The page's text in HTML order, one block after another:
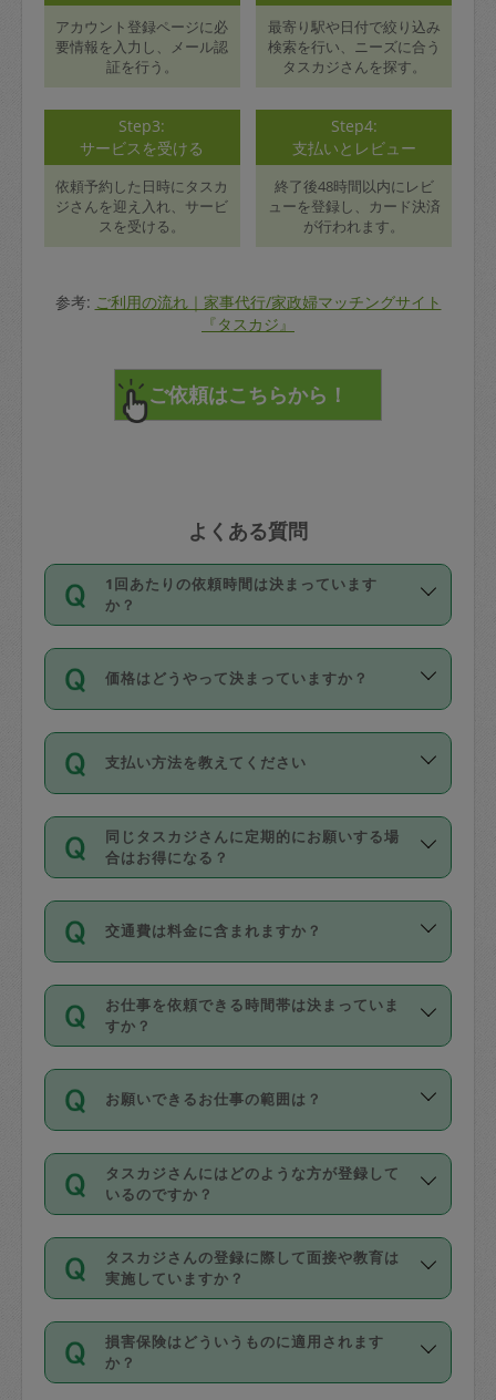
アカウント登録ページに必
要情報を入力し、メール認
証を行う。
最寄り駅や日付で絞り込み
検索を行い、ニーズに合う
タスカジさんを探す。
Step3:
サービスを受ける
依頼予約した日時にタスカ
ジさんを迎え入れ、サービ
スを受ける。
Step4:
支払いとレビュー
終了後48時間以内にレビ
ューを登録し、カード決済
が行われます。
参考: ご利用の流れ｜家事代行/家政婦マッチングサイト
『タスカジ』
よくある質問
1回あたりの依頼時間は決まっています
か？
依頼1回につき3時間固定です。3時間を
超えて依頼したい場合は、延長機能をご
利用ください。機能をご利用いただくに
の上事前申請することが必要です。な
お、3時間を下回っても、値引き等はござ
いません。
価格はどうやって決まっていますか？
11種類の価格帯の中からタスカジさん自
身が価格を選んで設定しています。
タスカジさんの価格設定には最初は制限
があり、レビュー件数、レビューの平均
値、などで除々に設定可能な最高額が上
がっていく仕組みになっています。
支払い方法を教えてください
お支払方法はクレジットカード（Visa／
Master／JCB／AMERICAN EXPRESS／
Diners Club）のみとなります。
を行う際にご入力ください。プロフィー
ル登録時にはご入力いただかなくても大
丈夫です。
デビットカード・プリペイドカード（Vプ
リカ、au WALLETなど）は支払にはご利
銀行振込や現金払いも対応していませ
なお、タスカジさんの交通費も、依頼料
金のご請求と合わせてお支払いとなりま
動計算で表示されます。
同じタスカジさんに定期的にお願いする場
合はお得になる？
依頼には「スポット」と「定期（毎週｜
隔週）」があり、「定期」の依頼は「ス
ポット」よりお得な料金でご利用できま
す。
定期の最低利用回数は設けていない代わ
りに、一定数を超えたキャンセルは有償
（例：毎週定期の場合は３回以上のキャ
ンセルが有償（1200円、隔週定期の場合
は２回以上のキャンセルが有償（1200
交通費は料金に含まれますか？
交通費は依頼料金とは別途発生し、依頼
料金のご請求と合わせてお支払いとなり
ます。交通費の金額は「依頼の詳細」に
お仕事を依頼できる時間帯は決まっていま
すか？
時間帯は3種類あります。いずれも１回あ
たり３時間です。
・ＡＭ ９時～１２時
・ＰＭ １３時～１６時
・夜 １８時～２１時
開始時間を２時間前後変更することが可
能です。依頼送信後、個別にタスカジさ
んにメッセージを送り調整してくださ
い。ただし、２時間を越えての調整はで
お願いできるお仕事の範囲は？
掃除、整理収納、洗濯、買い物、料理、
作り置きです。タスカジさんによってで
きる仕事の範囲が異なりますので、依頼
する前にタスカジさんのプロフィールで
確認してください。
基本的に、高所での作業や危険作業、屋
外での作業は対象外です。
タスカジさんにはどのような方が登録して
いるのですか？
主婦として長年の家事経験をお持ちの
方、栄養士・調理師といった資格者で保
育園や学校の給食やレストランで料理関
係の専門職に従事されていた方、日本で
すでにハウスキーパーや英語の先生とし
てお仕事をしているフィリピン出身の
タスカジさんの登録に際して面接や教育は
実施していますか？
応募の際に、各自事務局との面接と説明
を行っています。その後、身分証明書の
写真提出をしていただいています。外国
損害保険はどういうものに適用されます
か？